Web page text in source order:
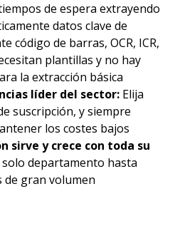
de espera extrayendo
datos clave de
código de barras, OCR, ICR,
plantillas y no hay
la extracción básica
líder del sector: Elija
suscripción, y siempre
los costes bajos
sirve y crece con toda su
solo departamento hasta
de gran volumen